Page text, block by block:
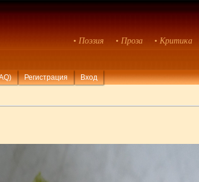
• Поэзия • Проза • Критика
Регистрация Вход